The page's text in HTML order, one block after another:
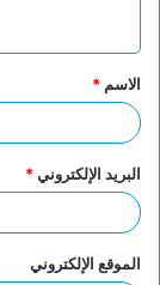
ق
*
الاسم *
البريد الإلكتروني*
الموقع الإلكتروني